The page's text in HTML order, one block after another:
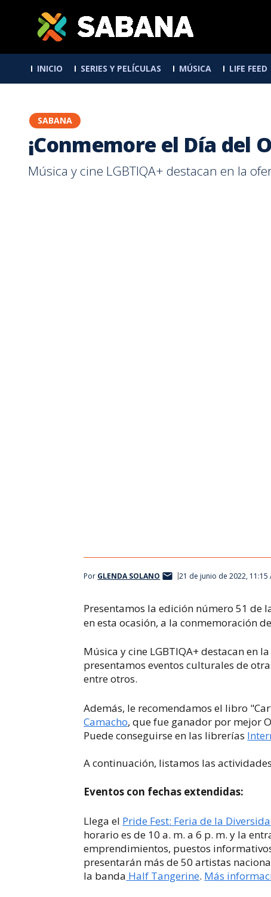
INICIO SERIES Y PELÍCULAS MÚSICA LIFE FEED
Artesanos de la
Nada
Gamer
Checkpoint
SABANA
¡Conmemore el Día
Música y cine LGBTIQA+ destacan en la
Por GLENDA SOLANO 21 de junio de 2022, 11:15
Presentamos la edición número 51 de
en esta ocasión, a la conmemoración
Música y cine LGBTIQA+ destacan en
presentamos eventos culturales de
entre otros.
Además, le recomendamos el libro
Camacho, que fue ganador por mejor
Puede conseguirse en las librerías
A continuación, listamos las
Eventos con fechas extendidas:
Llega el Pride Fest: Feria de la
horario es de 10 a. m. a 6 p. m. y la
emprendimientos, puestos
presentarán más de 50 artistas
la banda Half Tangerine. Más